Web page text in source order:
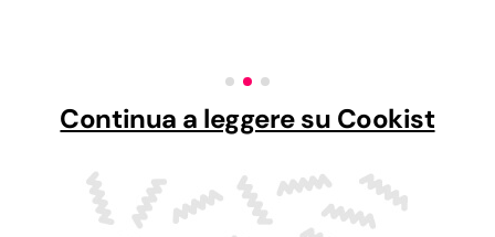
Continua a leggere su Cookist